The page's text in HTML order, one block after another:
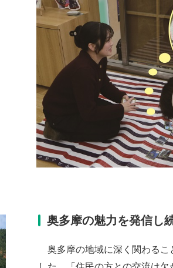
奥多摩の魅力を発信し
奥多摩の地域に深く関わるこ